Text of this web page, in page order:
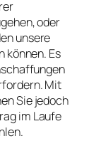
oder
unsere
können. Es
Mit
Sie jedoch
im Laufe